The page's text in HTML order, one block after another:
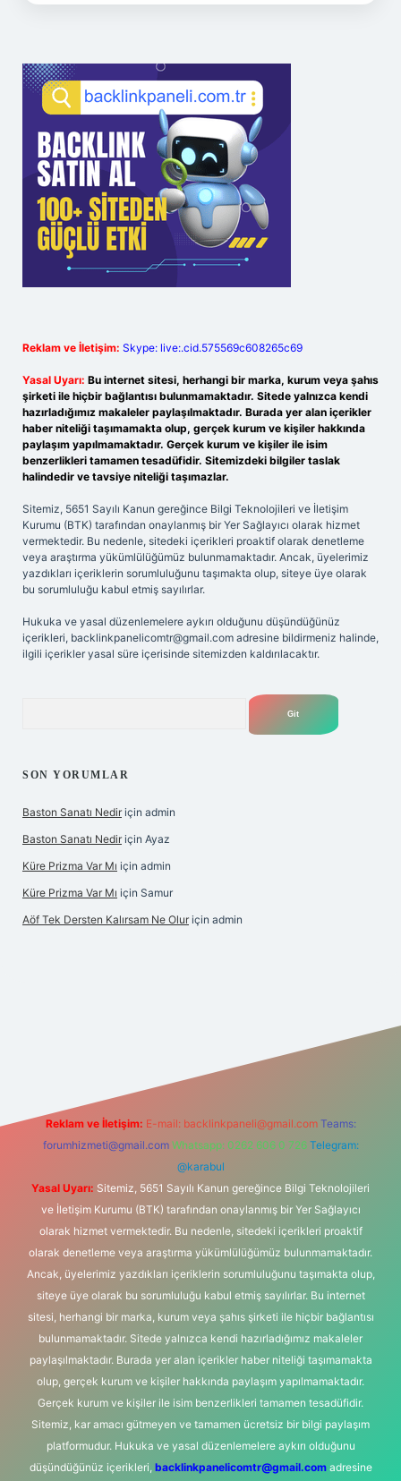
Reklam ve İletişim: Skype: live:.cid.575569c608265c69
Yasal Uyarı: Bu internet sitesi, herhangi bir marka, kurum veya şahıs
şirketi ile hiçbir bağlantısı bulunmamaktadır. Sitede yalnızca kendi
hazırladığımız makaleler paylaşılmaktadır. Burada yer alan içerikler
haber niteliği taşımamakta olup, gerçek kurum ve kişiler hakkında
paylaşım yapılmamaktadır. Gerçek kurum ve kişiler ile isim
benzerlikleri tamamen tesadüfidir. Sitemizdeki bilgiler taslak
halindedir ve tavsiye niteliği taşımazlar.
Sitemiz, 5651 Sayılı Kanun gereğince Bilgi Teknolojileri ve İletişim
Kurumu (BTK) tarafından onaylanmış bir Yer Sağlayıcı olarak hizmet
vermektedir. Bu nedenle, sitedeki içerikleri proaktif olarak denetleme
veya araştırma yükümlülüğümüz bulunmamaktadır. Ancak, üyelerimiz
yazdıkları içeriklerin sorumluluğunu taşımakta olup, siteye üye olarak
bu sorumluluğu kabul etmiş sayılırlar.
Hukuka ve yasal düzenlemelere aykırı olduğunu düşündüğünüz
içerikleri, backlinkpanelicomtr@gmail.com adresine bildirmeniz halinde,
ilgili içerikler yasal süre içerisinde sitemizden kaldırılacaktır.
SON YORUMLAR
Baston Sanatı Nedir için admin
Baston Sanatı Nedir için Ayaz
Küre Prizma Var Mı için admin
Küre Prizma Var Mı için Samur
Aöf Tek Dersten Kalırsam Ne Olur için admin
Reklam ve İletişim: E-mail: backlinkpaneli@gmail.com Teams:
forumhizmeti@gmail.com Whatsapp: 0262 606 0 726 Telegram:
@karabul
Yasal Uyarı: Sitemiz, 5651 Sayılı Kanun gereğince Bilgi Teknolojileri
ve İletişim Kurumu (BTK) tarafından onaylanmış bir Yer Sağlayıcı
olarak hizmet vermektedir. Bu nedenle, sitedeki içerikleri proaktif
olarak denetleme veya araştırma yükümlülüğümüz bulunmamaktadır.
Ancak, üyelerimiz yazdıkları içeriklerin sorumluluğunu taşımakta olup,
siteye üye olarak bu sorumluluğu kabul etmiş sayılırlar. Bu internet
sitesi, herhangi bir marka, kurum veya şahıs şirketi ile hiçbir bağlantısı
bulunmamaktadır. Sitede yalnızca kendi hazırladığımız makaleler
paylaşılmaktadır. Burada yer alan içerikler haber niteliği taşımamakta
olup, gerçek kurum ve kişiler hakkında paylaşım yapılmamaktadır.
Gerçek kurum ve kişiler ile isim benzerlikleri tamamen tesadüfidir.
Sitemiz, kar amacı gütmeyen ve tamamen ücretsiz bir bilgi paylaşım
platformudur. Hukuka ve yasal düzenlemelere aykırı olduğunu
düşündüğünüz içerikleri, backlinkpanelicomtr@gmail.comadresine